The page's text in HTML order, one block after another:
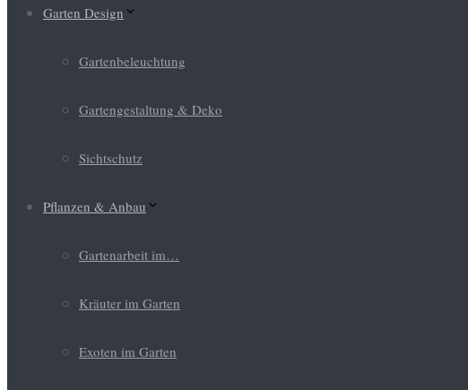
Garten Design
Gartenbeleuchtung
Gartengestaltung & Deko
Sichtschutz
Pflanzen & Anbau
Gartenarbeit im…
Kräuter im Garten
Exoten im Garten